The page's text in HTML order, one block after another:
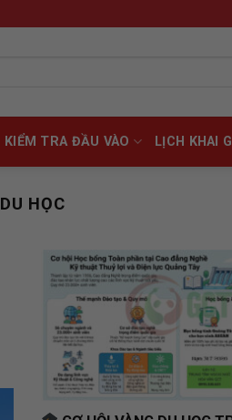
KIỂM TRA ĐẦU VÀO LỊCH KHAI
DU HỌC